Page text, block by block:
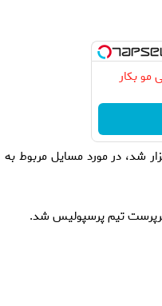
بکار
شد، در مورد مسایل مربوط به
تیم پرسپولیس شد.